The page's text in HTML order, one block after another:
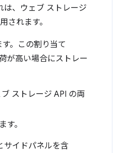
は、ウェブ ストレージ
されます。
。この割り当て
が高い場合にストレー
ストレージ API の両
す。
サイドパネルを含